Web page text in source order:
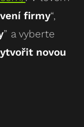
firmy“,
” a vyberte
novou